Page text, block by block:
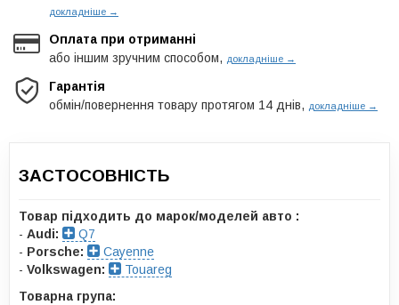
докладніше →
Оплата при отриманні
або іншим зручним способом, докладніше →
Гарантія
обмін/повернення товару протягом 14 днів, докладніше →
ЗАСТОСОВНІСТЬ
Товар підходить до марок/моделей авто :
- Audi:
Q7
- Porsche:
Cayenne
- Volkswagen:
Touareg
Товарна група: